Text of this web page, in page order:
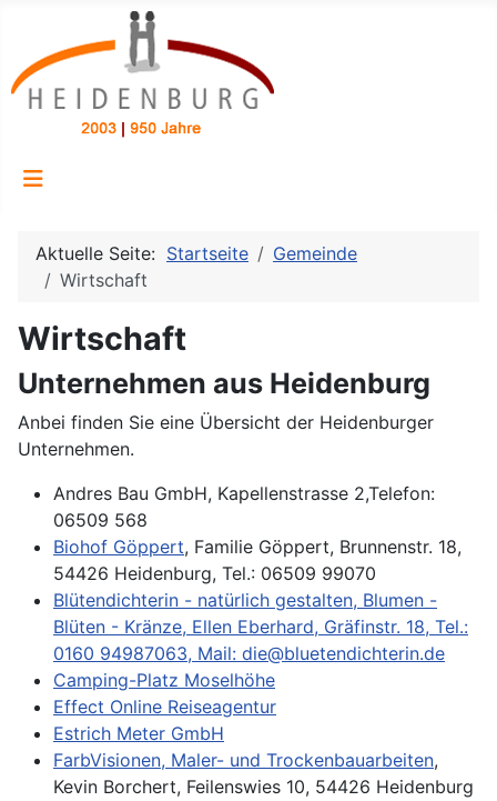
Aktuelle Seite: Startseite
Gemeinde
Wirtschaft
Wirtschaft
Unternehmen aus Heidenburg
Anbei finden Sie eine Übersicht der Heidenburger
Unternehmen.
Andres Bau GmbH, Kapellenstrasse 2,Telefon:
06509 568
Biohof Göppert, Familie Göppert, Brunnenstr. 18,
54426 Heidenburg, Tel.: 06509 99070
Blütendichterin - natürlich gestalten, Blumen -
Blüten - Kränze, Ellen Eberhard, Gräfinstr. 18, Tel.:
0160 94987063, Mail: die@bluetendichterin.de
Camping-Platz Moselhöhe
Effect Online Reiseagentur
Estrich Meter GmbH
FarbVisionen, Maler- und Trockenbauarbeiten,
Kevin Borchert, Feilenswies 10, 54426 Heidenburg